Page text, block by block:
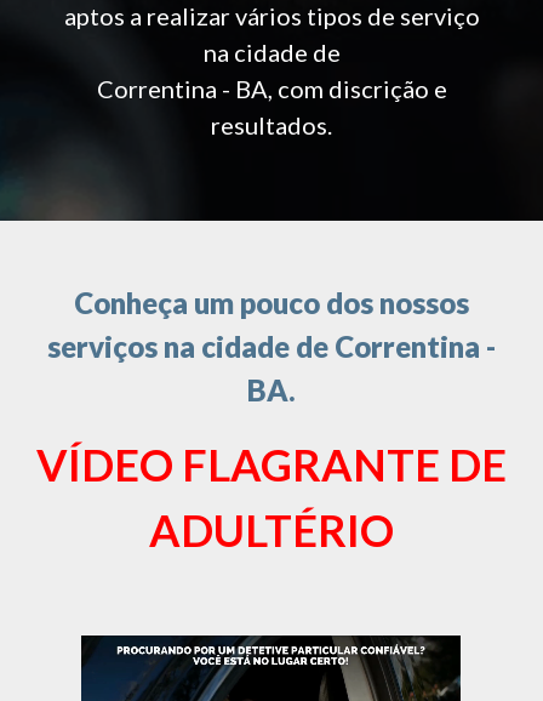
aptos a realizar vários tipos de serviço
na cidade de
Correntina - BA, com discrição e
resultados.
Conheça um pouco dos nossos
serviços na cidade de Correntina -
BA.
VÍDEO FLAGRANTE DE
ADULTÉRIO